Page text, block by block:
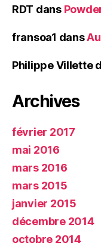
RDT dans
fransoa1 dans
Philippe Villette
Archives
février 2017
mai 2016
mars 2016
mars 2015
janvier 2015
décembre 2014
octobre 2014